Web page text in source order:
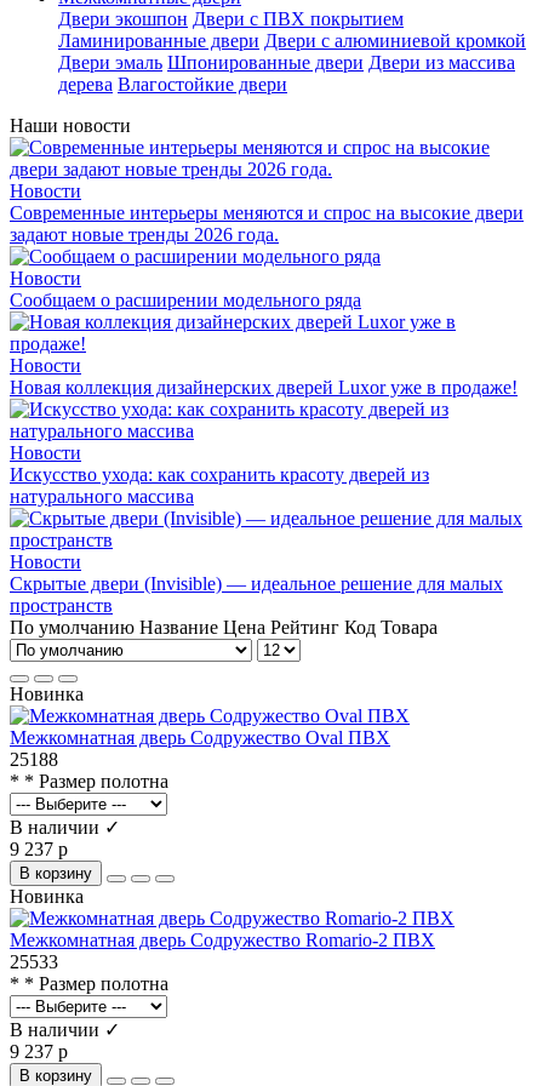
Двери экошпон Двери с ПВХ покрытием
Ламинированные двери Двери с алюминиевой кромкой
Двери эмаль Шпонированные двери Двери из массива
дерева Влагостойкие двери
Наши новости
Новости
Современные интерьеры меняются и спрос на высокие двери
задают новые тренды 2026 года.
Новости
Сообщаем о расширении модельного ряда
Новости
Новая коллекция дизайнерских дверей Luxor уже в продаже!
Новости
Искусство ухода: как сохранить красоту дверей из
натурального массива
Новости
Скрытые двери (Invisible) — идеальное решение для малых
пространств
По умолчанию Название Цена Рейтинг Код Товара
Новинка
Межкомнатная дверь Содружество Oval ПВХ
25188
* * Размер полотна
В наличии ✓
9 237 р
В корзину
Новинка
Межкомнатная дверь Содружество Romario-2 ПВХ
25533
* * Размер полотна
В наличии ✓
9 237 р
В корзину